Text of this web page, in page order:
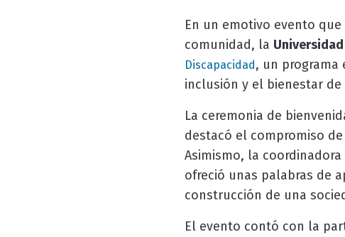
En un emotivo evento
comunidad, la
Discapacidad, un
inclusión y el bienestar
La ceremonia de
destacó el compromiso
Asimismo, la
ofreció unas palabras de
construcción de una
El evento contó con la